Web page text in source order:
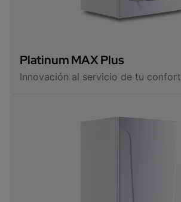
Platinum MAX Plus
Innovación al servicio de tu confort